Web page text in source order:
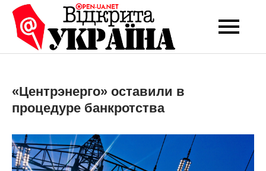
Перейти
вмісту
Open-UA
NET
Це ваше надійне
експертних думок
«Центрэнерго» оставили в
процедуре банкротства